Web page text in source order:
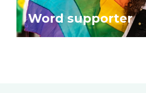
Word supporter